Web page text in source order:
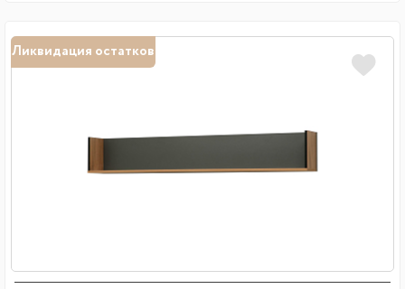
Ликвидация остатков